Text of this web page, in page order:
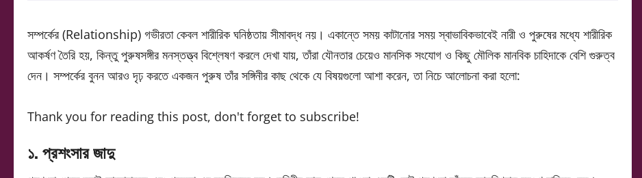
সম্পর্কের (Relationship) গভীরতা কেবল শারীরিক ঘনিষ্ঠতায় সীমাবদ্ধ নয়। একান্তে সময় কাটানোর সময় স্বাভাবিকভাবেই নারী ও পুরুষের মধ্যে শারীরিক
আকর্ষণ তৈরি হয়, কিন্তু পুরুষসঙ্গীর মনস্তত্ত্ব বিশ্লেষণ করলে দেখা যায়, তাঁরা যৌনতার চেয়েও মানসিক সংযোগ ও কিছু মৌলিক মানবিক চাহিদাকে বেশি গুরুত্ব
দেন। সম্পর্কের বুনন আরও দৃঢ় করতে একজন পুরুষ তাঁর সঙ্গিনীর কাছ থেকে যে বিষয়গুলো আশা করেন, তা নিচে আলোচনা করা হলো:
Thank you for reading this post, don't forget to subscribe!
১. প্রশংসার জাদু